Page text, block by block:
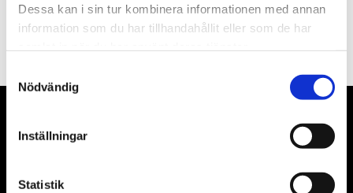
Dessa kan i sin tur kombinera informationen med annan
information som du har tillhandahållit eller som de har
Nödvändig
Inställningar
Statistik
PRENUMERERA
& däckmaskiner och Master luftmaskiner. Kontakta oss